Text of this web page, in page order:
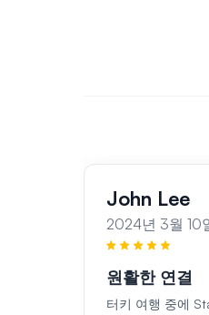
John Lee
2024년 3월 10
원활한 연결
터키 여행 중에